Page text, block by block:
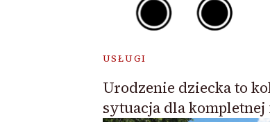
USŁUGI
Urodzenie dziecka to
sytuacja dla